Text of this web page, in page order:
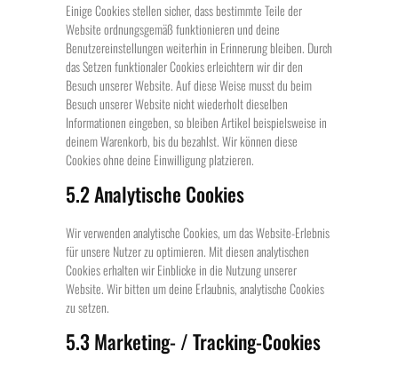
Einige Cookies stellen sicher, dass bestimmte Teile der
Website ordnungsgemäß funktionieren und deine
Benutzereinstellungen weiterhin in Erinnerung bleiben. Durch
das Setzen funktionaler Cookies erleichtern wir dir den
Besuch unserer Website. Auf diese Weise musst du beim
Besuch unserer Website nicht wiederholt dieselben
Informationen eingeben, so bleiben Artikel beispielsweise in
deinem Warenkorb, bis du bezahlst. Wir können diese
Cookies ohne deine Einwilligung platzieren.
5.2 Analytische Cookies
Wir verwenden analytische Cookies, um das Website-Erlebnis
für unsere Nutzer zu optimieren. Mit diesen analytischen
Cookies erhalten wir Einblicke in die Nutzung unserer
Website. Wir bitten um deine Erlaubnis, analytische Cookies
zu setzen.
5.3 Marketing- / Tracking-Cookies